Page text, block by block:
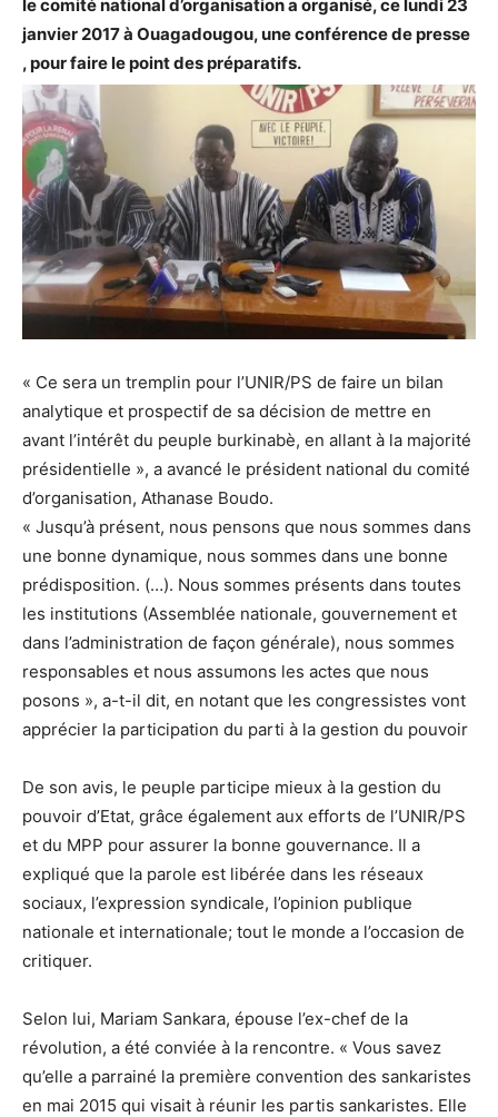
le comité national d’organisation a organisé, ce lundi 23
janvier 2017 à Ouagadougou, une conférence de presse
, pour faire le point des préparatifs.
« Ce sera un tremplin pour l’UNIR/PS de faire un bilan
analytique et prospectif de sa décision de mettre en
avant l’intérêt du peuple burkinabè, en allant à la majorité
présidentielle », a avancé le président national du comité
d’organisation, Athanase Boudo.
« Jusqu’à présent, nous pensons que nous sommes dans
une bonne dynamique, nous sommes dans une bonne
prédisposition. (…). Nous sommes présents dans toutes
les institutions (Assemblée nationale, gouvernement et
dans l’administration de façon générale), nous sommes
responsables et nous assumons les actes que nous
posons », a-t-il dit, en notant que les congressistes vont
apprécier la participation du parti à la gestion du pouvoir
De son avis, le peuple participe mieux à la gestion du
pouvoir d’Etat, grâce également aux efforts de l’UNIR/PS
et du MPP pour assurer la bonne gouvernance. Il a
expliqué que la parole est libérée dans les réseaux
sociaux, l’expression syndicale, l’opinion publique
nationale et internationale; tout le monde a l’occasion de
critiquer.
Selon lui, Mariam Sankara, épouse l’ex-chef de la
révolution, a été conviée à la rencontre. « Vous savez
qu’elle a parrainé la première convention des sankaristes
en mai 2015 qui visait à réunir les partis sankaristes. Elle